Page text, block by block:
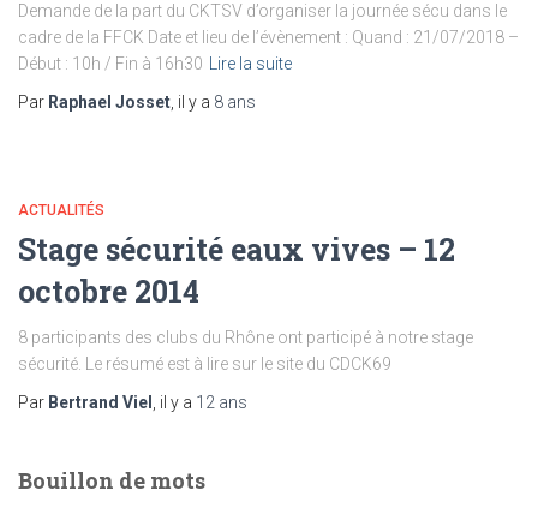
Demande de la part du CKTSV d’organiser la journée sécu dans le
cadre de la FFCK Date et lieu de l’évènement : Quand : 21/07/2018 –
Début : 10h / Fin à 16h30
Lire la suite
Par Raphael Josset , il y a 8 ans
ACTUALITÉS
Stage sécurité eaux vives – 12
octobre 2014
8 participants des clubs du Rhône ont participé à notre stage
sécurité. Le résumé est à lire sur le site du CDCK69
Par Bertrand Viel , il y a 12 ans
Bouillon de mots